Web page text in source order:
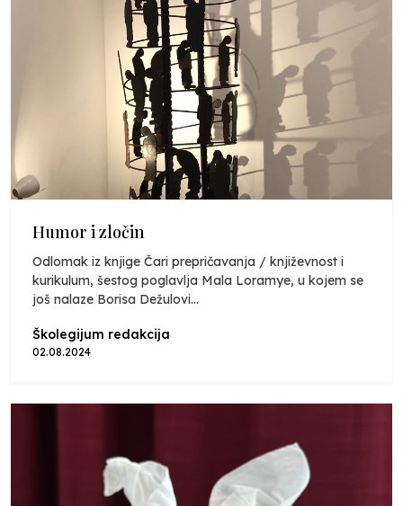
Humor i zločin
Odlomak iz knjige Čari prepričavanja / književnost i
kurikulum, šestog poglavlja Mala Loramye, u kojem se
još nalaze Borisa Dežulovi...
Školegijum redakcija
02.08.2024